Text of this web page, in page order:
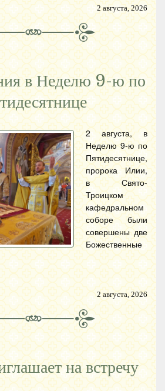
2 августа, 2026
в Неделю 9-ю по
2 августа, в
Неделю 9-ю по
Пятидесятнице,
пророка Илии,
в Свято-
Троицком
кафедральном
соборе были
совершены две
Божественные
2 августа, 2026
на встречу